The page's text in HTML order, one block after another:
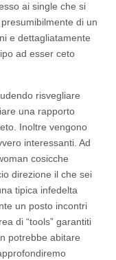
ai single che si
di un
e dettagliatamente
ad esser ceto
risvegliare
una rapporto
Inoltre vengono
interessanti. Ad
cosicche
direzione il che sei
tipica infedelta
un posto incontri
di “tools” garantiti
potrebbe abitare